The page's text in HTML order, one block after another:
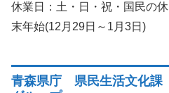
休業日：土・日・祝・国民の
末年始(12月29日～1月3日)
青森県庁 県民生活文化課